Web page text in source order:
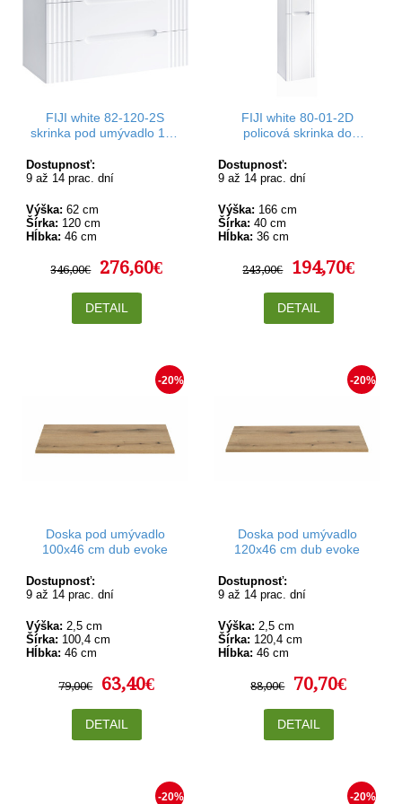
FIJI white 82-120-2S
skrinka pod umývadlo 120
Dostupnosť:
9 až 14 prac. dní
Výška: 62 cm
Šírka: 120 cm
Hĺbka: 46 cm
346,00€ 276,60€
DETAIL
FIJI white 80-01-2D
policová skrinka do
Dostupnosť:
9 až 14 prac. dní
Výška: 166 cm
Šírka: 40 cm
Hĺbka: 36 cm
243,00€ 194,70€
DETAIL
-20%
Doska pod umývadlo
100x46 cm dub evoke
Dostupnosť:
9 až 14 prac. dní
Výška: 2,5 cm
Šírka: 100,4 cm
Hĺbka: 46 cm
79,00€ 63,40€
DETAIL
-20%
Doska pod umývadlo
120x46 cm dub evoke
Dostupnosť:
9 až 14 prac. dní
Výška: 2,5 cm
Šírka: 120,4 cm
Hĺbka: 46 cm
88,00€ 70,70€
DETAIL
-20% -20%